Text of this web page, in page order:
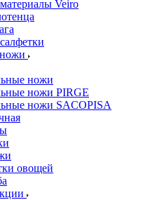
Veiro
ножи
ножи PIRGE
ножи SACOPISA
овощей